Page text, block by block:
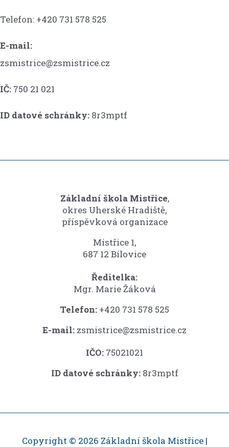
Telefon: +420 731 578 525
E-mail:
zsmistrice@zsmistrice.cz
IČ: 750 21 021
ID datové schránky: 8r3mptf
Základní škola Mistřice,
okres Uherské Hradiště,
příspěvková organizace
Mistřice 1,
687 12 Bílovice
Ředitelka:
Mgr. Marie Žáková
Telefon: +420 731 578 525
E-mail: zsmistrice@zsmistrice.cz
IČO: 75021021
ID datové schránky:8r3mptf
Copyright © 2026 Základní škola Mistřice |